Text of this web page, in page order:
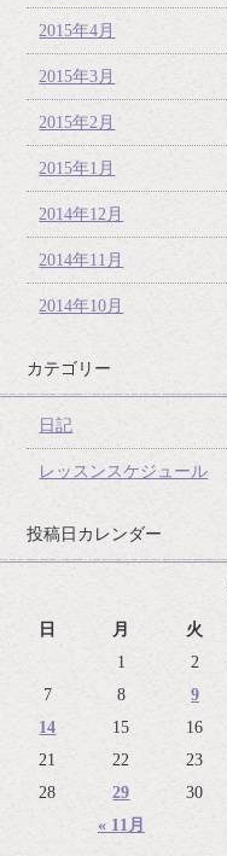
2015年4月
2015年3月
2015年2月
2015年1月
2014年12月
2014年11月
2014年10月
カテゴリー
日記
レッスンスケジュール
投稿日カレンダー
日 月 火
« 11月
1 2
7
8 9
14
15 16
21
22 23
28
29 30